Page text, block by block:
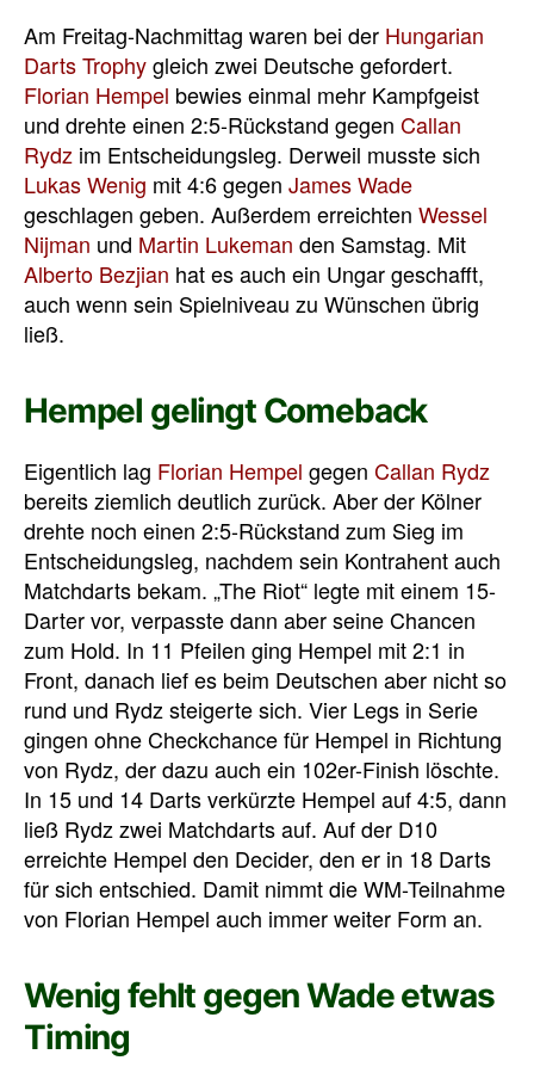
Am Freitag-Nachmittag waren bei der Hungarian
Darts Trophygleich zwei Deutsche gefordert.
Florian Hempel bewies einmal mehr Kampfgeist
und drehte einen 2:5-Rückstand gegen Callan
Rydz im Entscheidungsleg. Derweil musste sich
Lukas Wenig mit 4:6 gegen James Wade
geschlagen geben. Außerdem erreichten Wessel
Nijman und Martin Lukeman den Samstag. Mit
Alberto Bezjian hat es auch ein Ungar geschafft,
auch wenn sein Spielniveau zu Wünschen übrig
ließ.
Hempel gelingt Comeback
Eigentlich lag Florian Hempel gegen Callan Rydz
bereits ziemlich deutlich zurück. Aber der Kölner
drehte noch einen 2:5-Rückstand zum Sieg im
Entscheidungsleg, nachdem sein Kontrahent auch
Matchdarts bekam. „The Riot“ legte mit einem 15-
Darter vor, verpasste dann aber seine Chancen
zum Hold. In 11 Pfeilen ging Hempel mit 2:1 in
Front, danach lief es beim Deutschen aber nicht so
rund und Rydz steigerte sich. Vier Legs in Serie
gingen ohne Checkchance für Hempel in Richtung
von Rydz, der dazu auch ein 102er-Finish löschte.
In 15 und 14 Darts verkürzte Hempel auf 4:5, dann
ließ Rydz zwei Matchdarts auf. Auf der D10
erreichte Hempel den Decider, den er in 18 Darts
für sich entschied. Damit nimmt die WM-Teilnahme
von Florian Hempel auch immer weiter Form an.
Wenig fehlt gegen Wade etwas
Timing